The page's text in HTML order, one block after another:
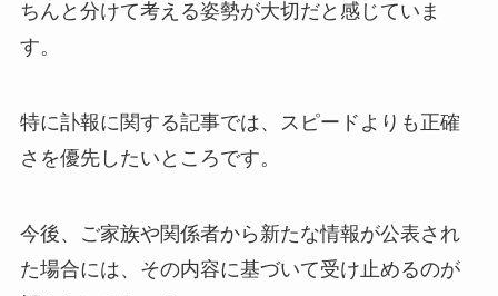
ちんと分けて考える姿勢が大切だと感じていま
す。
特に訃報に関する記事では、スピードよりも正確
さを優先したいところです。
今後、ご家族や関係者から新たな情報が公表され
た場合には、その内容に基づいて受け止めるのが